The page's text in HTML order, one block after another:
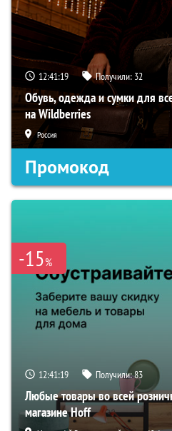
12:41:18 Получили: 32
Обувь, одежда и сумки для
на Wildberries
Россия
Промокод
-15%
12:41:18 Получили:83
Любые товары во всей
магазине Hoff